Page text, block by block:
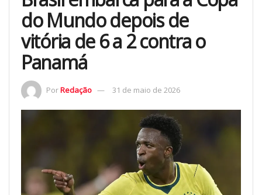
do Mundo depois de
vitória de 6 a 2 contra o
Panamá
PorRedação 31 de maio de 2026